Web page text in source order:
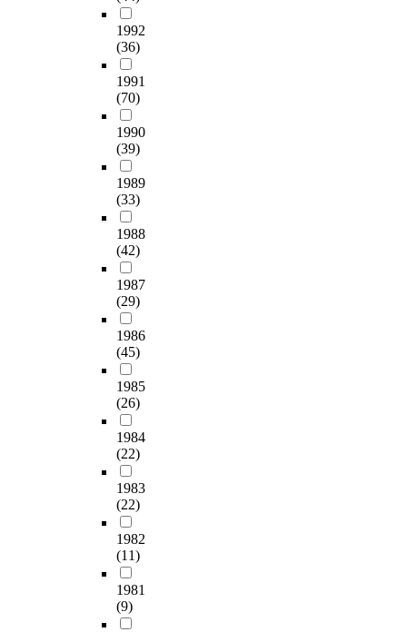
1992
(36)
1991
(70)
1990
(39)
1989
(33)
1988
(42)
1987
(29)
1986
(45)
1985
(26)
1984
(22)
1983
(22)
1982
(11)
1981
(9)